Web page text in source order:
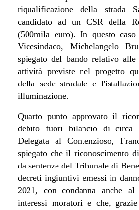
riqualificazione della strada
candidato ad un CSR della
(500mila euro). In questo
Vicesindaco, Michelangelo
spiegato del bando relativo
attività previste nel progetto
della sede stradale e
illuminazione.
Quarto punto approvato il
debito fuori bilancio di circa
Delegata al Contenzioso,
spiegato che il riconoscimento
da sentenze del Tribunale di
decreti ingiuntivi emessi in
2021, con condanna anche al
interessi moratori e che,